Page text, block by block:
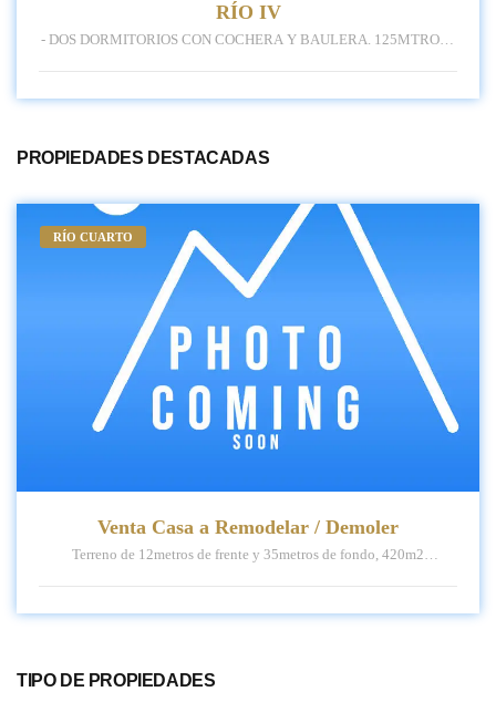
RÍO IV
- DOS DORMITORIOS CON COCHERA Y BAULERA. 125MTROS2
BAULERA. 140MTROS2 -TRES DORMITORIOS MAS UN
PROPIEDADES DESTACADAS
RÍO CUARTO
Venta Casa a Remodelar / Demoler
Terreno de 12metros de frente y 35metros de fondo, 420m2
TIPO DE PROPIEDADES